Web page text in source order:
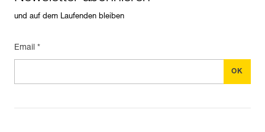
und auf dem Laufenden bleiben
Email *